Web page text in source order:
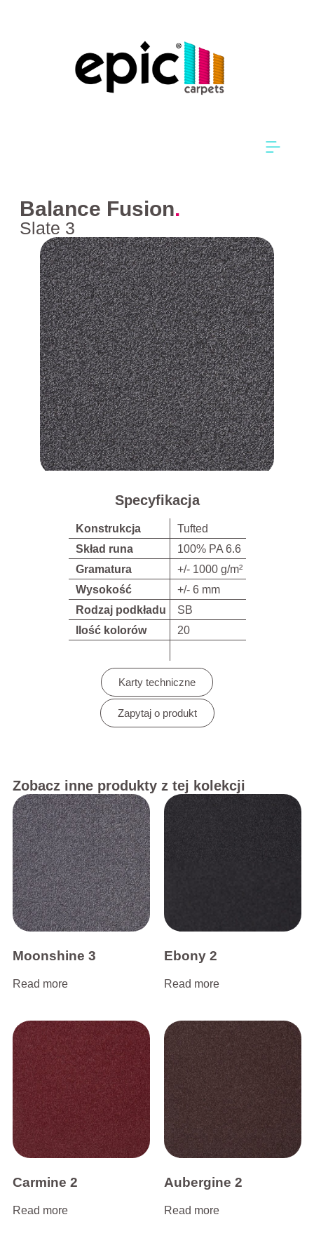
Balance Fusion.
Slate 3
Specyfikacja
Konstrukcja
Tufted
Skład runa
100% PA 6.6
Gramatura
+/- 1000 g/m²
Wysokość
+/- 6 mm
Rodzaj podkładu
SB
Ilość kolorów
20
Karty techniczne
Zapytaj o produkt
Zobacz inne produkty z tej kolekcji
Moonshine 3
Read more
Ebony 2
Read more
Carmine 2
Read more
Aubergine 2
Read more